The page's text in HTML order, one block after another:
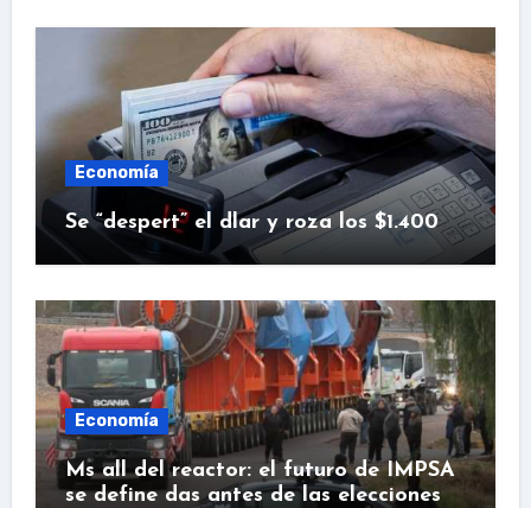
Economía
Se “despert” el dlar y roza los $1.400
Economía
Ms all del reactor: el futuro de IMPSA
se define das antes de las elecciones